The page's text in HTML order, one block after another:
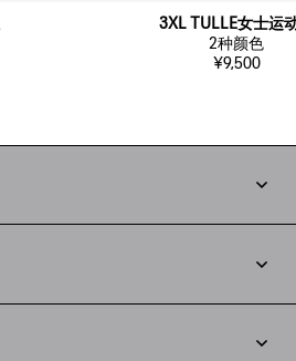
3XL TULLE女士运
2种颜色
¥9,500